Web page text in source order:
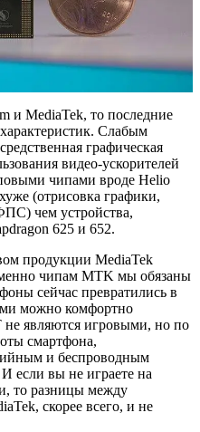
и MediaTek, то последние
Слабым
графическая
видео-ускорителей
чипами вроде Helio
(отрисовка графики,
чем устройства,
625 и 652.
продукции MediaTek
чипам MTK мы обязаны
сейчас превратились в
можно комфортно
являются игровыми, но по
смартфона,
и беспроводным
если вы не играете на
то разницы между
скорее всего, и не